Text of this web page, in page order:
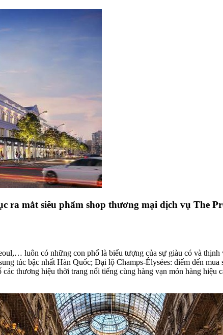
ra mắt siêu phẩm shop thương mại dịch vụ The
luôn có những con phố là biểu tượng của sự giàu có và
túc bậc nhất Hàn Quốc; Đại lộ Champs-Élysées: điểm đến
thương hiệu thời trang nổi tiếng cùng hàng vạn món hàng hiệu